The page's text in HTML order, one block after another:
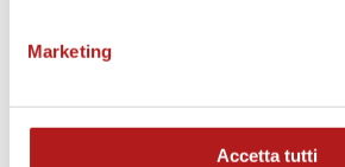
Marketing
Accetta tutti